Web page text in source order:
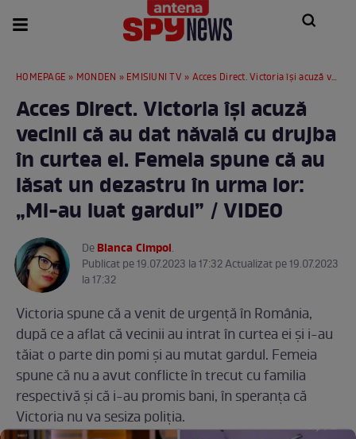
HOMEPAGE » MONDEN » EMISIUNI TV » Acces Direct. Victoria își acuză vecinii că au dat năvală cu drujba în curtea ei. Femeia spune că au lăsat un dezastru în urma lor: „Mi-au luat gardul” / VIDEO
Acces Direct. Victoria își acuză
vecinii că au dat năvală cu drujba
în curtea ei. Femeia spune că au
lăsat un dezastru în urma lor:
„Mi-au luat gardul” / VIDEO
DeBianca Cimpoi.
Publicat pe 19.07.2023 la 17:32 Actualizat pe 19.07.2023
la 17:32
Victoria spune că a venit de urgență în România,
după ce a aflat că vecinii au intrat în curtea ei și i-au
tăiat o parte din pomi și au mutat gardul. Femeia
spune că nu a avut conflicte în trecut cu familia
respectivă și că i-au promis bani, în speranța că
Victoria nu va sesiza poliția.